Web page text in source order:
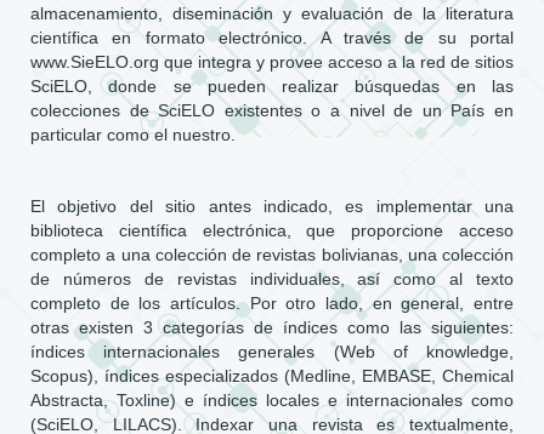
almacenamiento, diseminación y evaluación de la literatura
científica en formato electrónico. A través de su portal
www.SieELO.org que integra y provee acceso a la red de sitios
SciELO, donde se pueden realizar búsquedas en las
colecciones de SciELO existentes o a nivel de un País en
particular como el nuestro.
El objetivo del sitio antes indicado, es implementar una
biblioteca científica electrónica, que proporcione acceso
completo a una colección de revistas bolivianas, una colección
de números de revistas individuales, así como al texto
completo de los artículos. Por otro lado, en general, entre
otras existen 3 categorías de índices como las siguientes:
índices internacionales generales (Web of knowledge,
Scopus), índices especializados (Medline, EMBASE, Chemical
Abstracta, Toxline) e índices locales e internacionales como
(SciELO, LILACS). Indexar una revista es textualmente,